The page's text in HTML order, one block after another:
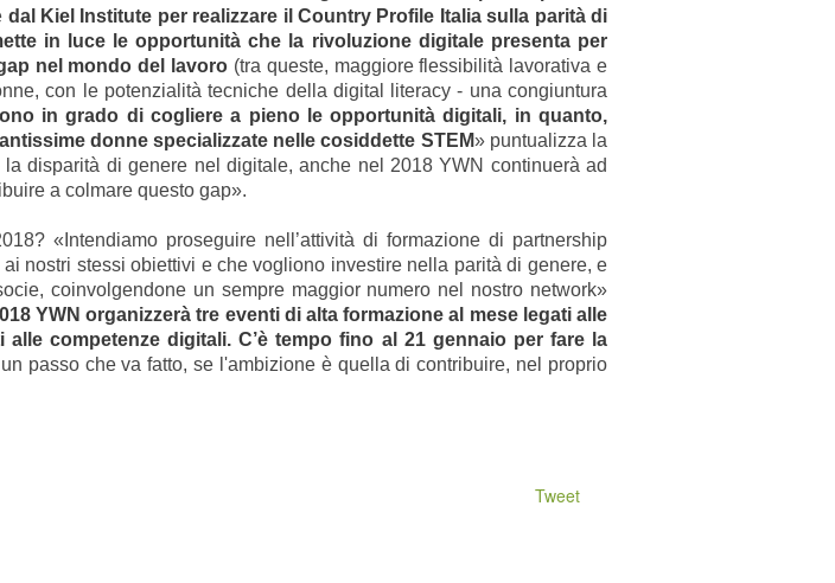
dal Kiel Institute per realizzare il Country Profile Italia sulla parità di
in luce le opportunità che la rivoluzione digitale presenta per
nel mondo del lavoro (tra queste, maggiore flessibilità lavorativa e
con le potenzialità tecniche della digital literacy - una congiuntura
in grado di cogliere a pieno le opportunità digitali, in quanto,
donne specializzate nelle cosiddette STEM» puntualizza la
disparità di genere nel digitale, anche nel 2018 YWN continuerà ad
a colmare questo gap».
«Intendiamo proseguire nell’attività di formazione di partnership
nostri stessi obiettivi e che vogliono investire nella parità di genere, e
coinvolgendone un sempre maggior numero nel nostro network»
YWN organizzerà tre eventi di alta formazione al mese legati alle
competenze digitali. C’è tempo fino al 21 gennaio per fare la
passo che va fatto, se l'ambizione è quella di contribuire, nel proprio
Tweet